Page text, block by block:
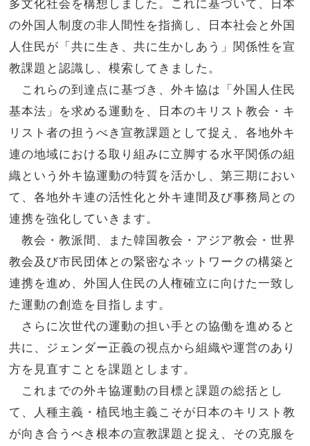
多文化社会を構想しました。これに基づいて、日本
の外国人制度の非人間性を指摘し、日本社会と外国
人住民が「共に生き、共に生かしあう」関係性を宣
教課題と認識し、模索してきました。
これらの到達点に基づき、外キ協は「外国人住民
基本法」を求める運動を、日本のキリスト教会・キ
リスト者の担うべき宣教課題として捉え、各地外キ
連の地域における取り組みに立脚する水平関係の組
織という外キ協運動の特質を活かし、第三期におい
て、各地外キ連の活性化と外キ連間及び事務局との
連携を強化していきます。
教会・教派間、また韓国教会・アジア教会・世界
教会及び市民団体との緊密なネットワークの構築と
連携を進め、外国人住民の人権確立に向けた一致し
た運動の創造を目指します。
さらに次世代の運動の担い手との協働を進めると
共に、ジェンダー正義の視点から組織や運営のあり
方を見直すことを課題とします。
これまでの外キ協運動の目標と課題の総括とし
て、人種主義・植民地主義こそが日本のキリスト教
が向き合うべき根本の宣教課題と捉え、その克服を